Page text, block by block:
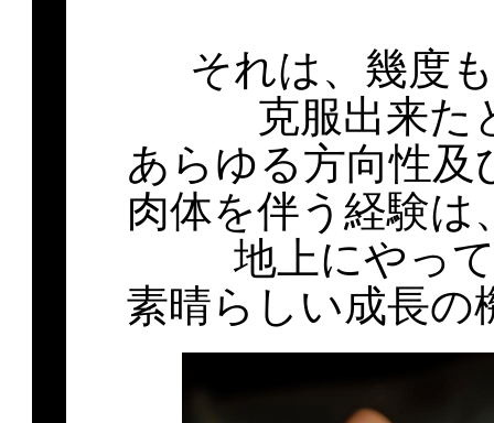
それは、幾度
克服出来た
あらゆる方向性及
肉体を伴う経験
地上にやっ
素晴らしい成長の